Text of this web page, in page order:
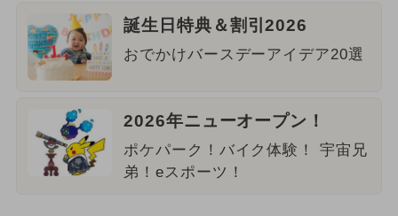
誕生日特典＆割引2026
おでかけバースデーアイデア20選
2026年ニューオープン！
ポケパーク！バイク体験！ 宇宙兄
弟！eスポーツ！